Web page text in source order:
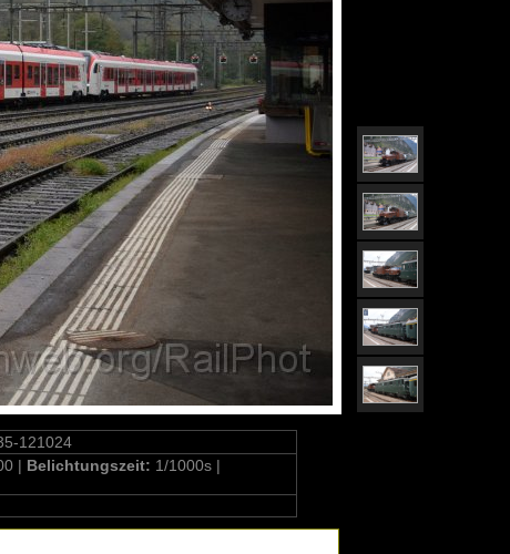
121024
| Belichtungszeit: 1/1000s |